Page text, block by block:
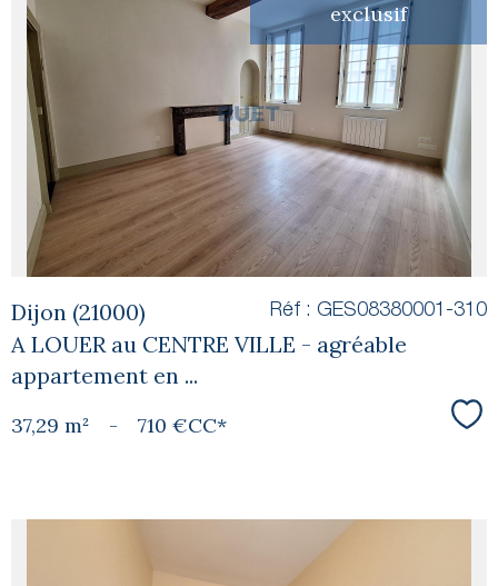
exclusif
voir le
bien
Dijon (21000)
A LOUER au CENTRE VILLE - agréable
appartement en ...
Réf : GES08380001-310
37,29 m² - 710 €CC*